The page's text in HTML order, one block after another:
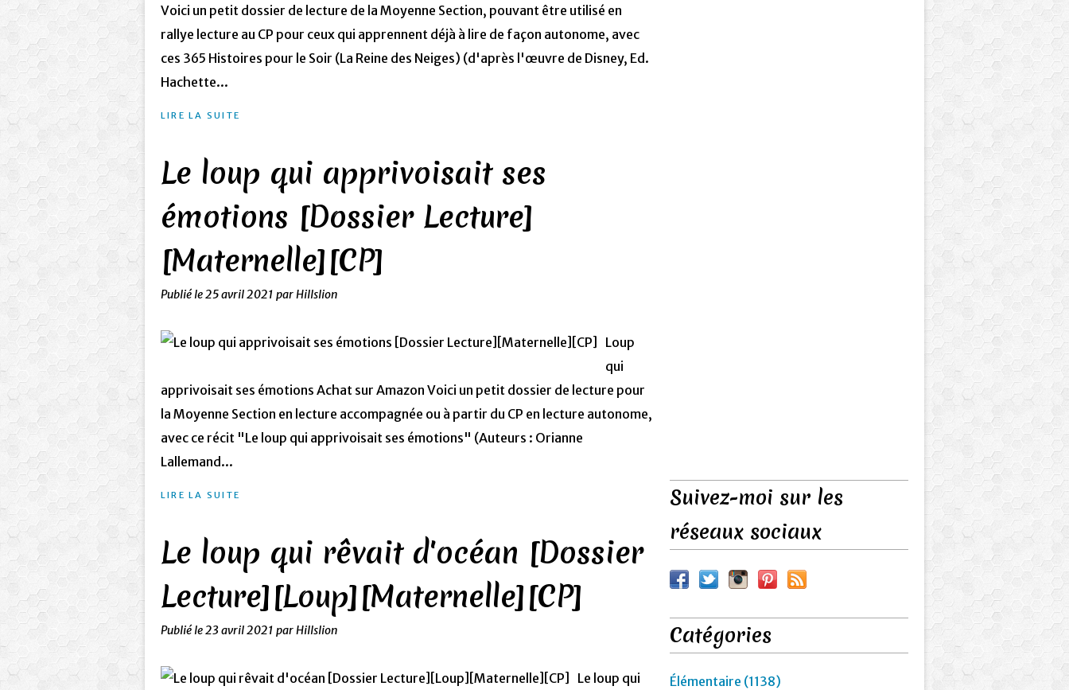
Voici un petit dossier de lecture de la Moyenne Section, pouvant être utilisé en
rallye lecture au CP pour ceux qui apprennent déjà à lire de façon autonome, avec
ces 365 Histoires pour le Soir (La Reine des Neiges) (d'après l'œuvre de Disney, Ed.
Hachette...
LIRE LA SUITE
Le loup qui apprivoisait ses
émotions [Dossier Lecture]
[Maternelle][CP]
Publié le25 avril 2021 par Hillslion
Loup
qui
apprivoisait ses émotions Achat sur Amazon Voici un petit dossier de lecture pour
la Moyenne Section en lecture accompagnée ou à partir du CP en lecture autonome,
avec ce récit "Le loup qui apprivoisait ses émotions" (Auteurs : Orianne
Lallemand...
LIRE LA SUITE
Le loup qui rêvait d'océan [Dossier
Lecture][Loup][Maternelle][CP]
Publié le23 avril 2021 par Hillslion
Le loup qui
Suivez-moi sur les
réseaux sociaux
Catégories
Élémentaire (1138)